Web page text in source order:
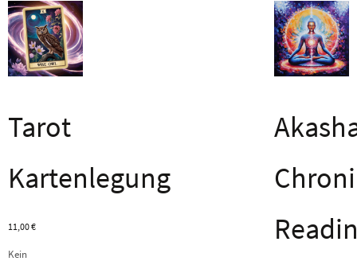
Tarot
Kartenlegung
11,00€
Kein